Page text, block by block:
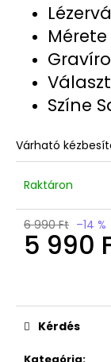
Mérete
Színe
Várható
Raktáron
6 990 Ft –14 %
5 990
Kérdés
2025.
SOKOLDALÚ
NAPTÁR